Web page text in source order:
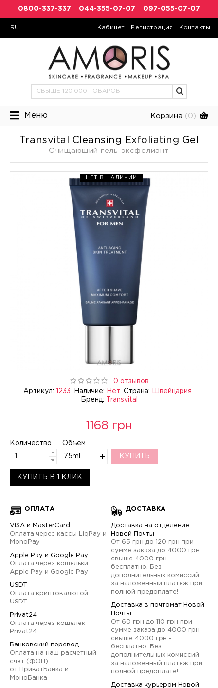
0800-337-337 044-355-07-07 097-055-07-07
RU Кабинет Регистрация Контакты
Меню Корзина (0)
Transvital Cleansing Exfoliating Gel
Очищающий гель-эксфолиант
НЕТ В НАЛИЧИИ
Артикул: 1233 Наличие: Нет Страна:
Швейцария
Бренд:
Transvital
0 отзывов
1168 грн
Количество Объем
75ml КУПИТЬ
КУПИТЬ В 1 КЛИК
ОПЛАТА
VISA и MasterCard
Оплата через кассы LiqPay и
MonoPay
Apple Pay и Google Pay
Оплата через кошельки
Apple Pay и Google Pay
USDT
Оплата криптовалютой
USDT
Privat24
Оплата через кошелек
Privat24
Банковский перевод
Оплата на наш расчетный
счет (ФОП)
от ПриватБанка и
МоноБанка
ДОСТАВКА
Доставка на отделение
Новой Почты
От 65 грн до 120 грн при
сумме заказа до 4000 грн,
свыше 4000 грн -
бесплатно. Без
дополнительных комиссий
за наложенный платеж при
полной предоплате!
Доставка в почтомат Новой
Почты
От 60 грн до 110 грн при
сумме заказа до 4000 грн,
свыше 4000 грн -
бесплатно. Без
дополнительных комиссий
за наложенный платеж при
полной предоплате!
Доставка курьером Новой